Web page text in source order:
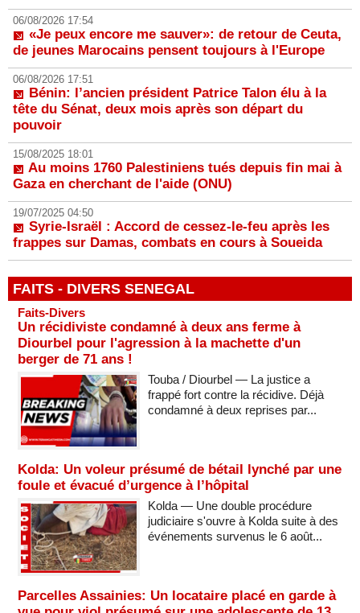
06/08/2026 17:54
«Je peux encore me sauver»: de retour de Ceuta,
de jeunes Marocains pensent toujours à l'Europe
06/08/2026 17:51
Bénin: l’ancien président Patrice Talon élu à la
tête du Sénat, deux mois après son départ du
pouvoir
15/08/2025 18:01
Au moins 1760 Palestiniens tués depuis fin mai à
Gaza en cherchant de l'aide (ONU)
19/07/2025 04:50
Syrie-Israël : Accord de cessez-le-feu après les
frappes sur Damas, combats en cours à Soueida
FAITS - DIVERS SENEGAL
Faits-Divers
Un récidiviste condamné à deux ans ferme à
Diourbel pour l'agression à la machette d'un
berger de 71 ans !
Touba / Diourbel — La justice a
frappé fort contre la récidive. Déjà
condamné à deux reprises par...
Kolda: Un voleur présumé de bétail lynché par une
foule et évacué d’urgence à l’hôpital
Kolda — Une double procédure
judiciaire s'ouvre à Kolda suite à des
événements survenus le 6 août...
Parcelles Assainies: Un locataire placé en garde à